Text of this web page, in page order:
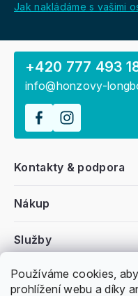
Používáme cookies,
prohlížení webu a díky
Jak nakládáme s vašimi
Všeobecné
Nákup
Kontakty & podpora
Služby
+420 777 493
info@honzovy-